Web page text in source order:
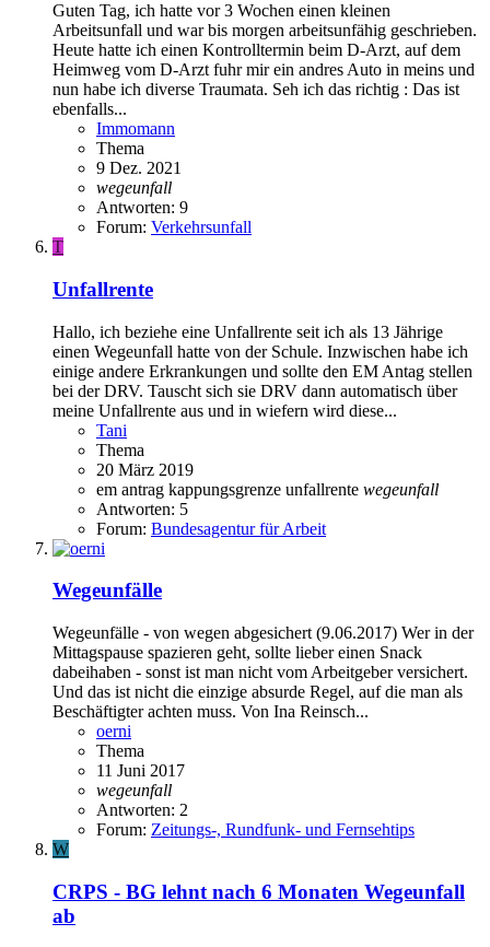
Guten Tag, ich hatte vor 3 Wochen einen kleinen
Arbeitsunfall und war bis morgen arbeitsunfähig geschrieben.
Heute hatte ich einen Kontrolltermin beim D-Arzt, auf dem
Heimweg vom D-Arzt fuhr mir ein andres Auto in meins und
nun habe ich diverse Traumata. Seh ich das richtig : Das ist
ebenfalls...
Immomann
Thema
9 Dez. 2021
wegeunfall
Antworten: 9
Forum: Verkehrsunfall
T
Unfallrente
Hallo, ich beziehe eine Unfallrente seit ich als 13 Jährige
einen Wegeunfall hatte von der Schule. Inzwischen habe ich
einige andere Erkrankungen und sollte den EM Antag stellen
bei der DRV. Tauscht sich sie DRV dann automatisch über
meine Unfallrente aus und in wiefern wird diese...
Tani
Thema
20 März 2019
em antrag kappungsgrenze unfallrente wegeunfall
Antworten: 5
Forum: Bundesagentur für Arbeit
Wegeunfälle
Wegeunfälle - von wegen abgesichert (9.06.2017) Wer in der
Mittagspause spazieren geht, sollte lieber einen Snack
dabeihaben - sonst ist man nicht vom Arbeitgeber versichert.
Und das ist nicht die einzige absurde Regel, auf die man als
Beschäftigter achten muss. Von Ina Reinsch...
oerni
Thema
11 Juni 2017
wegeunfall
Antworten: 2
Forum: Zeitungs-, Rundfunk- und Fernsehtips
W
CRPS - BG lehnt nach 6 Monaten Wegeunfall
ab